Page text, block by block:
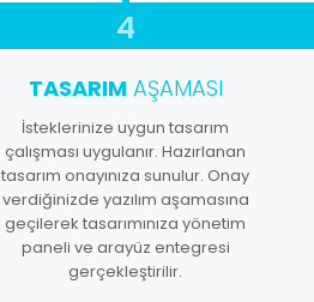
TASARIMAŞAMASI
İsteklerinize uygun tasarım
çalışması uygulanır. Hazırlanan
tasarım onayınıza sunulur. Onay
verdiğinizde yazılım aşamasına
geçilerek tasarımınıza yönetim
paneli ve arayüz entegresi
gerçekleştirilir.
4